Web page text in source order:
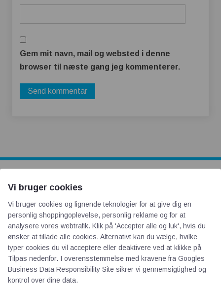
Gem mit navn, mail og websted i denne
browser til næste gang jeg kommenterer.
AOT
Om os
Priser
Persondata
Vi bruger cookies
Vi bruger cookies og lignende teknologier for at give dig en
personlig shoppingoplevelse, personlig reklame og for at
analysere vores webtrafik. Klik på 'Accepter alle og luk', hvis du
ønsker at tillade alle cookies. Alternativt kan du vælge, hvilke
typer cookies du vil acceptere eller deaktivere ved at klikke på
Tilpas nedenfor. I overensstemmelse med kravene fra Googles
Business Data Responsibility Site sikrer vi gennemsigtighed og
kontrol over dine data.